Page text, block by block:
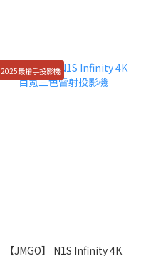
2025最搶手投影機
【JMGO】 N1S Infinity 4K